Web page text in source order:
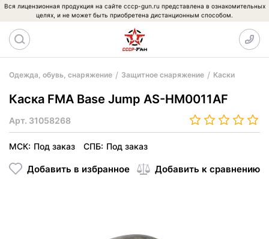
Вся лицензионная продукция на сайте cccp-gun.ru представлена в ознакомительных
целях, и не может быть приобретена дистанционным способом.
Одежда, обувь, снаряжение Защитное снаряжение Каски
Каска FMA Base Jump AS-HM0011AF
Арт. 31058268
МСК: Под заказ СПБ: Под заказ
Добавить в избранное Добавить к сравнению